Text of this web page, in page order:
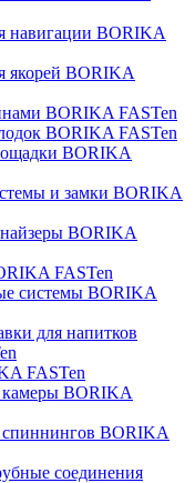
навигации BORIKA
якорей BORIKA
BORIKA FASTen
BORIKA FASTen
BORIKA
и замки BORIKA
BORIKA
FASTen
системы BORIKA
для напитков
FASTen
камеры BORIKA
спиннингов BORIKA
соединения